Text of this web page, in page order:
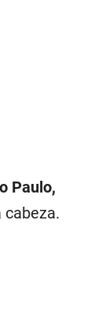
Paulo,
cabeza.